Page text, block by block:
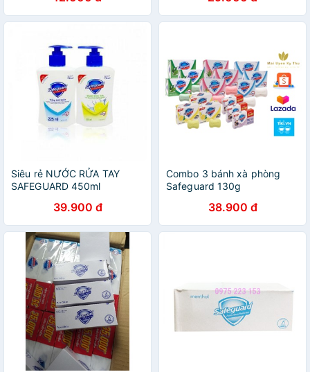
Siêu rẻ NƯỚC RỬA TAY
SAFEGUARD 450ml
39.900 đ
Combo 3 bánh xà phòng
Safeguard 130g
38.900 đ